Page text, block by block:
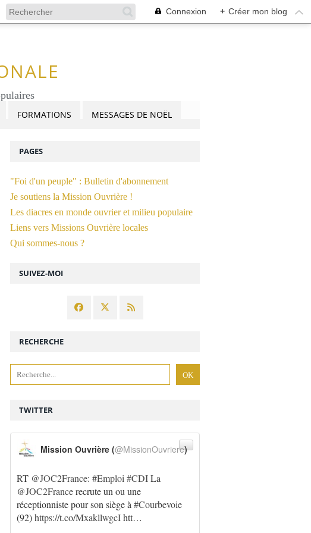
Connexion + Créer mon blog
FORMATIONS MESSAGES DE NOËL
SUIVEZ-MOI
RECHERCHE
TWITTER
RT @JOC2France: #Emploi #CDILa
@JOC2Francerecrute un ou une
réceptionniste pour son siège à #Courbevoie
(92)https://t.co/MxakllwgcIhtt…
Mission Ouvrière (@MissionOuvriere)
PAGES
"Foi d'un peuple" : Bulletin d'abonnement
Je soutiens la Mission Ouvrière !
Les diacres en monde ouvrier et milieu populaire
Liens vers Missions Ouvrière locales
Qui sommes-nous ?